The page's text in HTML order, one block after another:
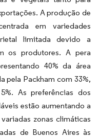
A produção de
em variedades
limitada devido a
os produtores. A pera
40% da área
pela Packham com 33%,
As preferências dos
estão aumentando a
zonas climáticas
de Buenos Aires às